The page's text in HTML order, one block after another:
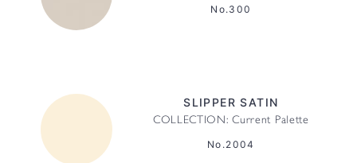
No.300
SLIPPER SATIN
COLLECTION: Current Palette
No.2004